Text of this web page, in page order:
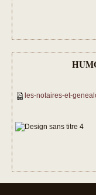
les-notaires-et-